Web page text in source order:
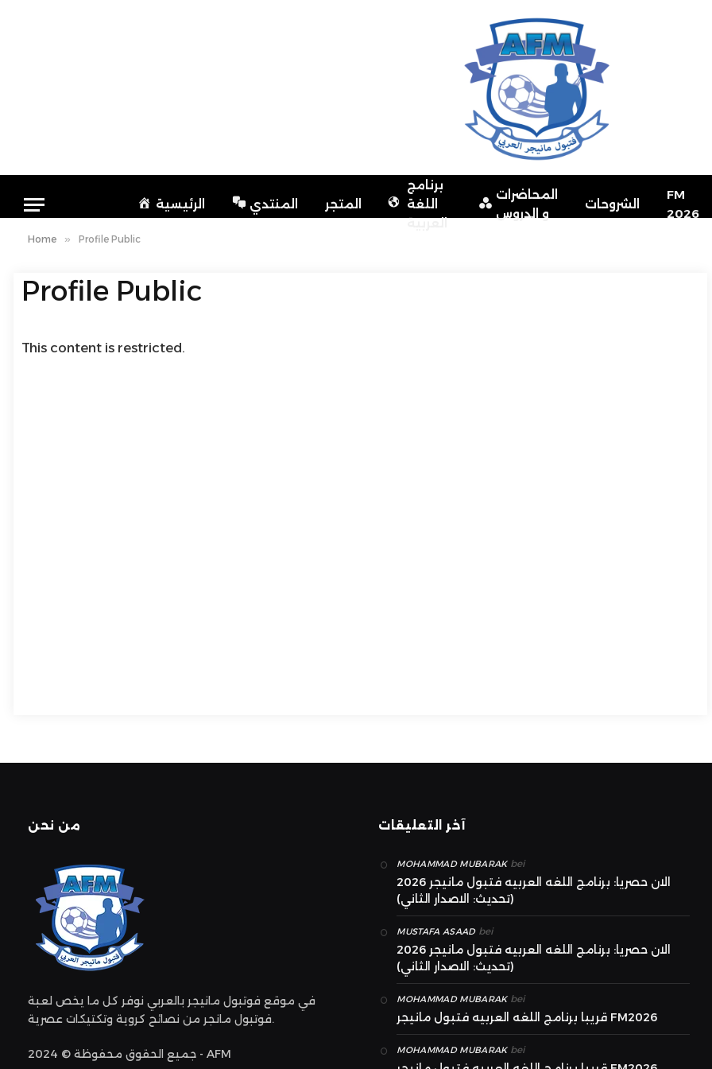
الرئيسية المنتدي المتجر
برنامج
اللغة
العربية
المحاضرات
و الدروس
الشروحات
FM
2026
Home » Profile Public
Profile Public
This content is restricted.
من نحن
في موقع فوتبول مانيجر بالعربي نوفر كل ما يخص لعبة
فوتبول مانجر من نصائح كروية وتكتيكات عصرية.
جميع الحقوق محفوظة © 2024 - AFM
آخر التعليقات
MOHAMMAD MUBARAKbei
الان حصريا: برنامج اللغه العربيه فتبول مانيجر 2026
(تحديث: الاصدار الثاني)
MUSTAFA ASAADbei
الان حصريا: برنامج اللغه العربيه فتبول مانيجر 2026
(تحديث: الاصدار الثاني)
MOHAMMAD MUBARAKbei
قريبا برنامج اللغه العربيه فتبول مانيجر FM2026
MOHAMMAD MUBARAKbei